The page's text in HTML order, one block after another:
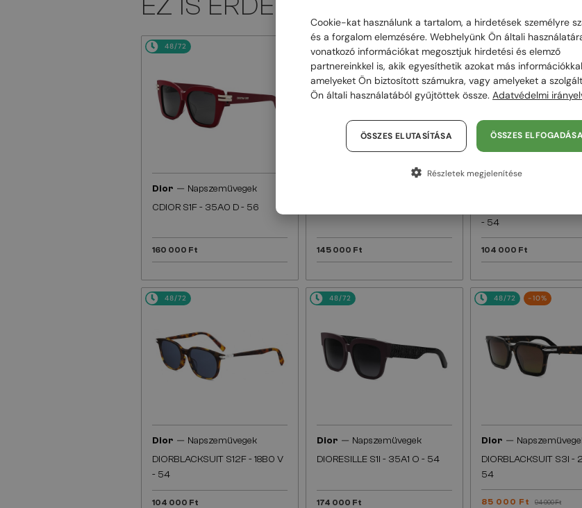
48/72
Dior — Napszemüvegek
CDIOR S1F - 35A0 D - 56
160 000 Ft
48/72
145 000 Ft
48/72
- 54
104 000 Ft
48/72
Dior — Napszemüvegek
DIORBLACKSUIT S12F - 18B0 V
- 54
104 000 Ft
48/72
Dior — Napszemüvegek
DIORESILLE S1I - 35A1 O - 54
174 000 Ft
48/72 -10%
Dior —
DIORBLACKSUIT S3I -
54
85 000 Ft 94 000 Ft
Cookie-kat használunk a tartalom, a hirdetések személyre
és a forgalom elemzésére. Webhelyünk Ön általi
vonatkozó információkat megosztjuk hirdetési és elemző
partnereinkkel is, akik egyesíthetik azokat más
amelyeket Ön biztosított számukra, vagy amelyeket a
Ön általi használatából gyűjtöttek össze. Adatvédelmi
ÖSSZES ELFOGADÁSA
ÖSSZES ELUTASÍTÁSA
Részletek megjelenítése